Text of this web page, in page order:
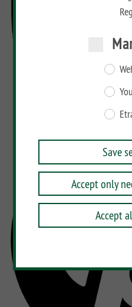
Save
Accept only
Accept